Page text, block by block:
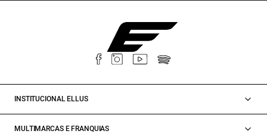
INSTITUCIONAL ELLUS
MULTIMARCAS E FRANQUIAS